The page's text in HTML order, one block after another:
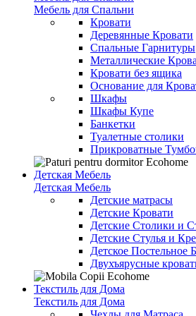
Мебель для Спальни
Кровати
Деревянные Кровати
Спальные Гарнитуры
Металлические
Кровати без ящика
Основание для
Шкафы
Шкафы Купе
Банкетки
Туалетные столики
Прикроватные
Детская Мебель
Детская Мебель
Детские матрасы
Детские Кровати
Детские Столики и
Детские Стулья и
Детское Постельное
Двухъярусные
Текстиль для Дома
Текстиль для Дома